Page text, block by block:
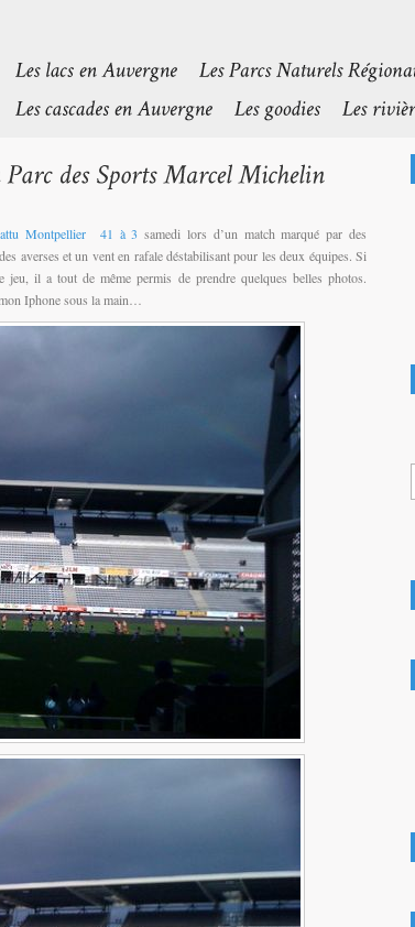
Montpellier 41 à 3 samedi lors d’un match marqué par des
averses et un vent en rafale déstabilisant pour les deux équipes. Si
jeu, il a tout de même permis de prendre quelques belles photos.
Iphone sous la main…